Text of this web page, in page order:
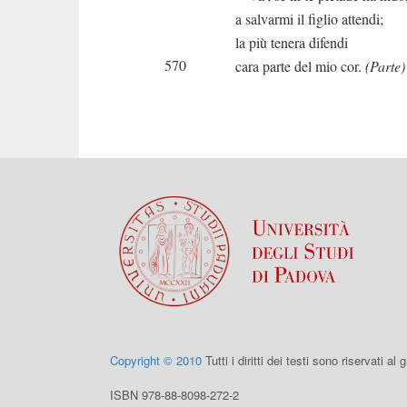
a salvarmi il figlio attendi;
la più tenera difendi
570
cara parte del mio cor. (Parte)
Copyright © 2010 Tutti i diritti dei testi sono riservati al
ISBN 978-88-8098-272-2